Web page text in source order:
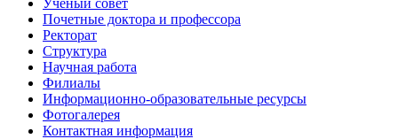
Ученый совет
Почетные доктора и профессора
Ректорат
Структура
Научная работа
Филиалы
Информационно-образовательные ресурсы
Фотогалерея
Контактная информация